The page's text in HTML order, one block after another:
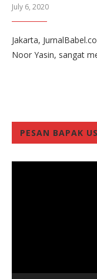
July 6, 2020
Jakarta,
Noor Yasin, sangat
PESAN BAPAK